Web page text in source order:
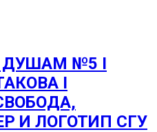
ДУШАМ №5 I
I
И ЛОГОТИП СГУ